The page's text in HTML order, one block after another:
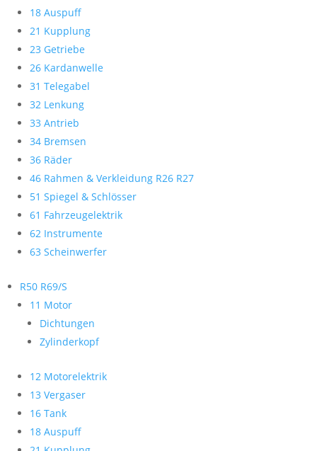
18 Auspuff
21 Kupplung
23 Getriebe
26 Kardanwelle
31 Telegabel
32 Lenkung
33 Antrieb
34 Bremsen
36 Räder
46 Rahmen & Verkleidung R26 R27
51 Spiegel & Schlösser
61 Fahrzeugelektrik
62 Instrumente
63 Scheinwerfer
R50 R69/S
11 Motor
Dichtungen
Zylinderkopf
12 Motorelektrik
13 Vergaser
16 Tank
18 Auspuff